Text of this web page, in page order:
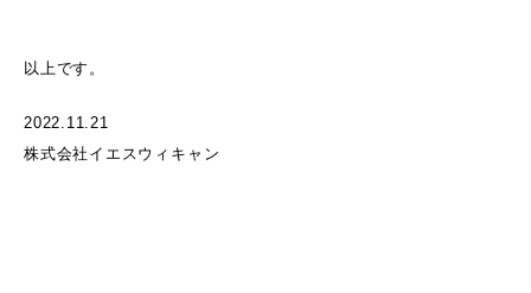
以上です。
2022.11.21
株式会社イエスウィキャン